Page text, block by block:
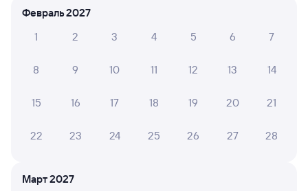
Онлайн-возврат билетов без очереди в кассу
28 июля 2026 • Поезд 069Ь
Кондиционер работает плохо, в купе очень душно. В
Февраль 2027
1
2 3 4 5 6 7
8 9 10 11 12 13 14
15 16 17 18 19 20 21
22 23 24 25 26 27 28
Март 2027